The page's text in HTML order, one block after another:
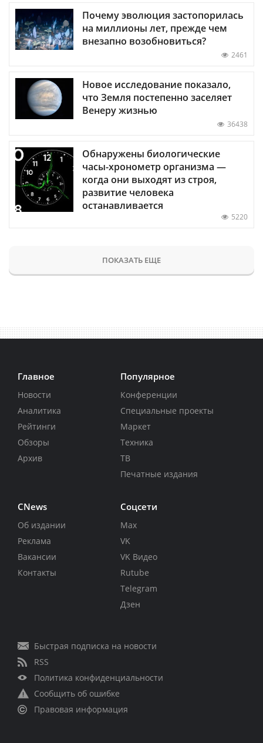
Почему эволюция застопорилась
на миллионы лет, прежде чем
внезапно возобновиться?
2461
Новое исследование показало,
что Земля постепенно заселяет
Венеру жизнью
36438
Обнаружены биологические
часы-хронометр организма —
когда они выходят из строя,
развитие человека
останавливается
5220
ПОКАЗАТЬ ЕЩЕ
Главное
Новости
Аналитика
Рейтинги
Обзоры
Архив
Популярное
Конференции
Специальные проекты
Маркет
Техника
ТВ
Печатные издания
CNews
Об издании
Реклама
Вакансии
Контакты
Соцсети
Max
VK
VK Видео
Rutube
Telegram
Дзен
Быстрая подписка на новости
RSS
Политика конфиденциальности
Сообщить об ошибке
Правовая информация